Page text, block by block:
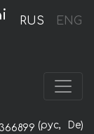
RUS ENG
(рус, De)